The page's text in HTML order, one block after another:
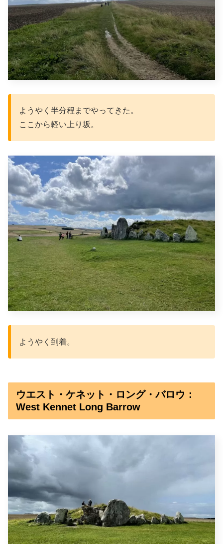
ようやく半分程までやってきた。
ここから軽い上り坂。
ようやく到着。
ウエスト・ケネット・ロング・バロウ：
West Kennet Long Barrow